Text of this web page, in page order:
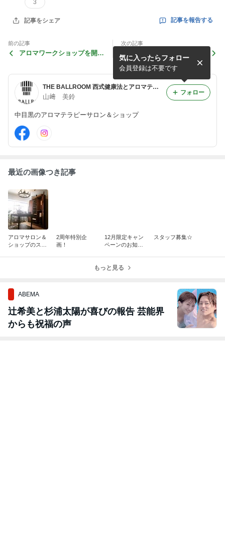
3
記事をシェア 記事を報告する
前の記事
アロマワークショップを開催
次の記事
ショッピングアプリBASEで
もお買い物して頂けるように
なりました。是非フォロー、
そしてお...
THE BALLROOM 西式健康法とアロマテラピーとハーブ
山﨑 美鈴
中目黒のアロマテラピーサロン＆ショップ
気に入ったらフォロー
会員登録は不要です
フォロー
最近の画像つき記事
アロマサロン＆
ショップのスタ
2周年特別企
画！
12月限定キャン
ペーンのお知ら
スタッフ募集☆
もっと見る
ABEMA
辻希美と杉浦太陽が喜びの報告 芸能界
からも祝福の声